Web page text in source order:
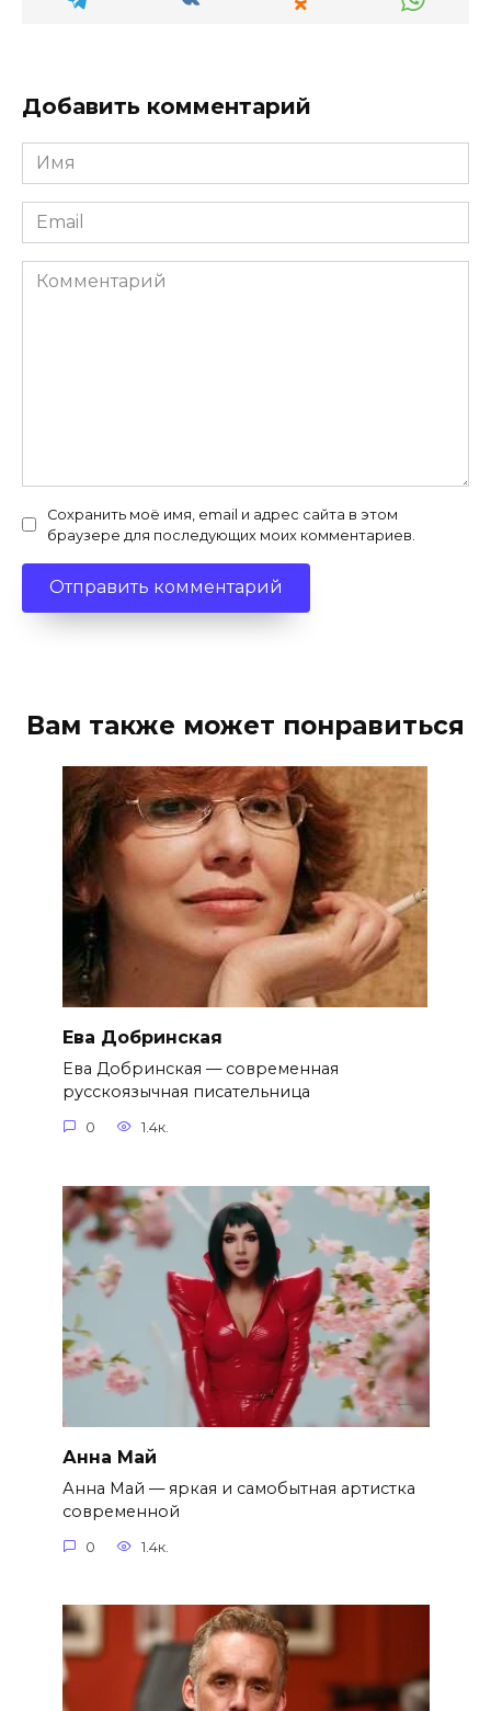
Добавить комментарий
Имя
*
Email
*
Комментарий
Сохранить моё имя, email и адрес сайта в этом
браузере для последующих моих комментариев.
Вам также может понравиться
Ева Добринская
Ева Добринская — современная
русскоязычная писательница
0 1.4к.
Анна Май
Анна Май — яркая и самобытная артистка
современной
0 1.4к.